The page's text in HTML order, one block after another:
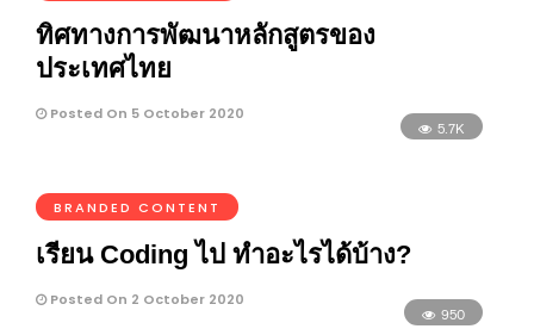
ทิศทางการพัฒนาหลักสูตรของ
ประเทศไทย
Posted On 5 October 2020
5.7K
BRANDED CONTENT
เรียน Coding ไป ทำอะไรได้บ้าง?
Posted On 2 October 2020
950